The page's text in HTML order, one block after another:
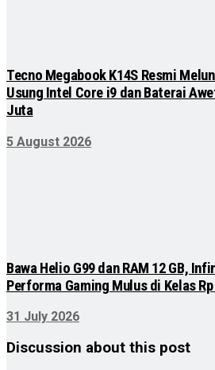
Tecno Megabook K14S Resmi
Usung Intel Core i9 dan Baterai
Juta
5 August 2026
Bawa Helio G99 dan RAM 12 GB,
Performa Gaming Mulus di Kelas
31 July 2026
Discussion about this post